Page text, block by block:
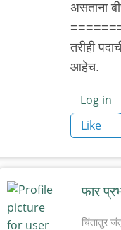
असताना
तरीही
आहेच.
Log in
Like
फार
चिंतातुर